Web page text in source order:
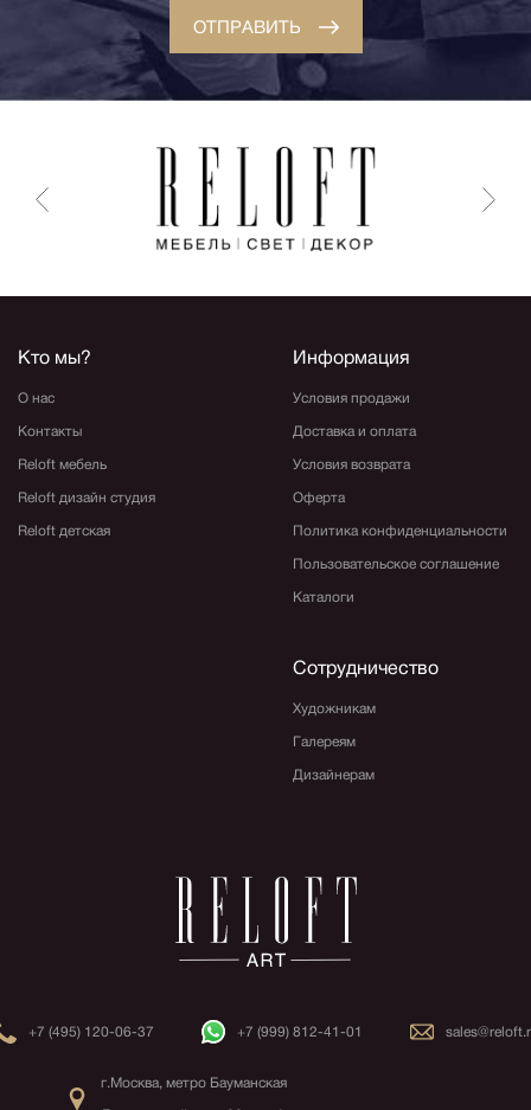
ОТПРАВИТЬ
Кто мы?
О нас
Контакты
Reloft мебель
Reloft дизайн студия
Reloft детская
Информация
Условия продажи
Доставка и оплата
Условия возврата
Оферта
Политика конфиденциальности
Пользовательское соглашение
Каталоги
Сотрудничество
Художникам
Галереям
Дизайнерам
+7 (495) 120-06-37 +7 (999) 812-41-01
г.Москва, метро Бауманская